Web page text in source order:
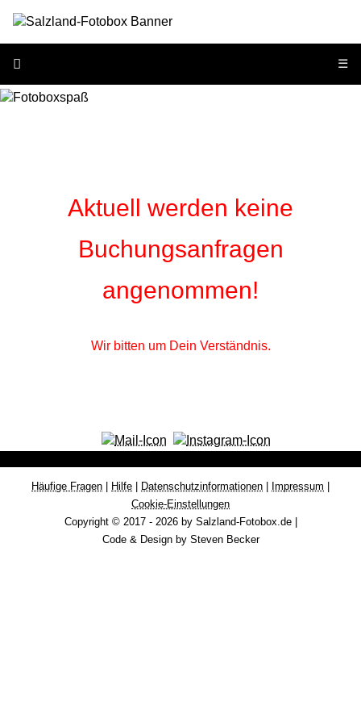
☰
Aktuell werden keine
Buchungsanfragen
angenommen!
Wir bitten um Dein Verständnis.
Häufige Fragen Hilfe Datenschutzinformationen Impressum
Cookie-Einstellungen
Copyright © 2017 - 2026 by Salzland-Fotobox.de |
Code & Design by Steven Becker